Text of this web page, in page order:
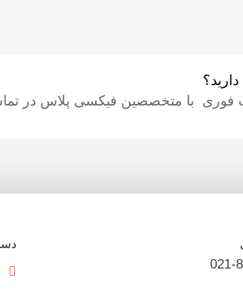
فوری با متخصصین فیکسی پلاس در
021-